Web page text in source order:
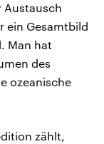
Austausch
ein Gesamtbild
Man hat
des
ozeanische
zählt,